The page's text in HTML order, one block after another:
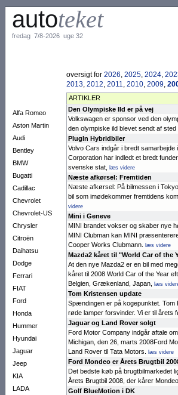
autoteket
fredag 7/8-2026 uge 32
Alfa Romeo
Aston Martin
Audi
Bentley
BMW
Bugatti
Cadillac
Chevrolet
Chevrolet-US
Chrysler
Citroën
Daihatsu
Dodge
Ferrari
FIAT
Ford
Honda
Hummer
Hyundai
Jaguar
Jeep
KIA
LADA
oversigt for 2026, 2025, 2024,
2013, 2012, 2011, 2010, 2009,
ARTIKLER
Den Olympiske Ild er på vej
­Volkswagen er spon­sor ved den
den olym­piske ild blevet sendt af
PlugIn Hybridbiler
Volvo Cars indgår i bredt sam­ar­bejde
Corporation har indledt et bredt
svenske stat,
læs videre
Næste afkørsel: Fremtiden
­­Næste afkørsel: På bil­messen i
bil som imø­dekommer fremti­dens
videre
Mini i Geneve
MINI brandet vokser og skaber nye
MINI Clubman kan MINI
Cooper Works Club­mann.
læs videre
Mazda2 kåret til "World Car of the
At den nye Mazda2 er en bil med
kåret til 2008 World Car of the Year
Belgien, Græken­land, Japan,
læs
Tom Kristensen update
Spændingen er på kogepunktet. Tom
røde lamper forsvinder. Vi er til årets
Jaguar og Land Rover solgt
Ford Motor Compa­ny indgår af­tale
Michigan, den 26, marts 2008Ford
Land Rover til Tata Motors.
læs videre
Ford Mondeo er Årets Brugtbil
Det bedste køb på brugt­bilmarkedet
Årets Brugt­bil 2008, der kårer
Golf BlueMotion i DK